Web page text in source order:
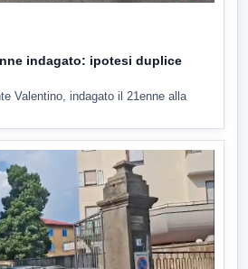
indagato: ipotesi duplice
Valentino, indagato il 21enne alla